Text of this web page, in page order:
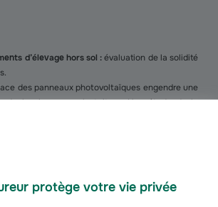
protège votre vie privée
d’élevage hors sol :évaluation de la solidité
des panneaux photovoltaïques engendre une
de la charge sur la toiture. Une étude de la